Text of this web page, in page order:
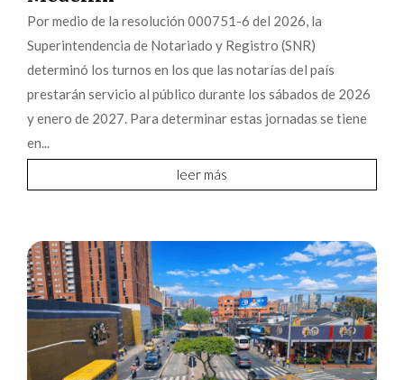
Por medio de la resolución 000751-6 del 2026, la
Superintendencia de Notariado y Registro (SNR)
determinó los turnos en los que las notarías del país
prestarán servicio al público durante los sábados de 2026
y enero de 2027. Para determinar estas jornadas se tiene
en...
leer más